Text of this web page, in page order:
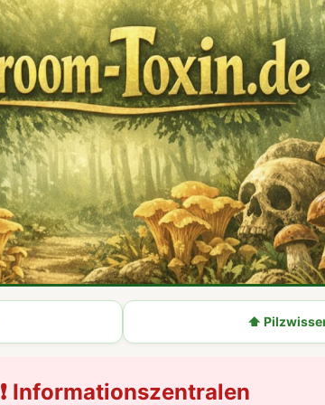
⬆
❗ Informationszentralen